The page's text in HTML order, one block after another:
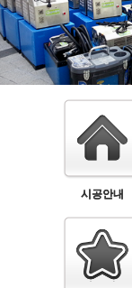
시공안내